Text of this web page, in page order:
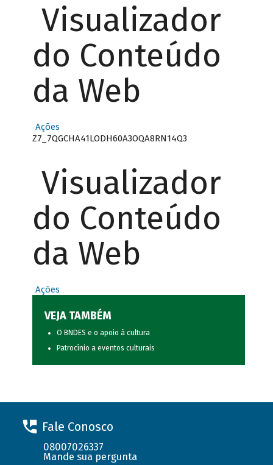
Visualizador
do Conteúdo
da Web
Ações
Z7_7QGCHA41LODH60A3OQA8RN14Q3
Visualizador
do Conteúdo
da Web
Ações
VEJA TAMBÉM
O BNDES e o apoio à cultura
Patrocínio a eventos culturais
Fale Conosco
08007026337
Mande sua pergunta